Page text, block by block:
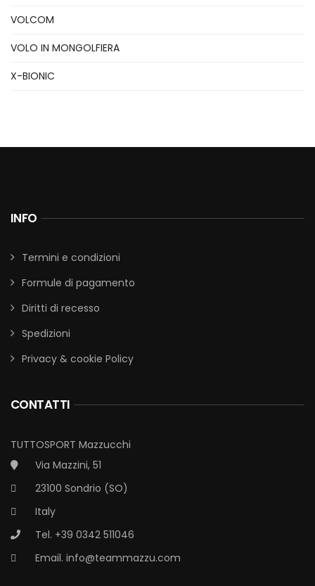
VOLCOM
VOLO IN MONGOLFIERA
X-BIONIC
INFO
Termini e condizioni
Formule di pagamento
Diritti di recesso
Spedizioni
Privacy & cookie Policy
CONTATTI
TUTTOSPORT Mazzucchi
Via Mazzini, 51
23100 Sondrio (SO)
Italy
Tel. +39 0342 511046
Email. info@teammazzu.com